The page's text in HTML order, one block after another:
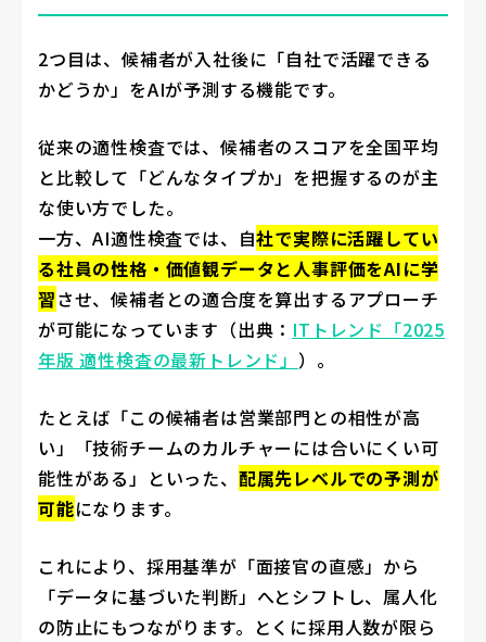
2つ目は、候補者が入社後に「自社で活躍できる
かどうか」をAIが予測する機能です。
従来の適性検査では、候補者のスコアを全国平均
と比較して「どんなタイプか」を把握するのが主
な使い方でした。
一方、AI適性検査では、自社で実際に活躍してい
る社員の性格・価値観データと人事評価をAIに学
習させ、候補者との適合度を算出するアプローチ
が可能になっています（出典： ITトレンド「2025
年版 適性検査の最新トレンド」 ）。
たとえば「この候補者は営業部門との相性が高
い」「技術チームのカルチャーには合いにくい可
能性がある」といった、 配属先レベルでの予測が
可能になります。
これにより、採用基準が「面接官の直感」から
「データに基づいた判断」へとシフトし、属人化
の防止にもつながります。とくに採用人数が限ら